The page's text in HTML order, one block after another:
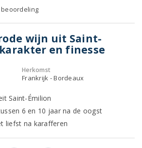
wijn uit Saint-
en finesse
Herkomst
Frankrijk - Bordeaux
Saint-Émilion
6 en 10 jaar na de oogst
liefst na karafferen